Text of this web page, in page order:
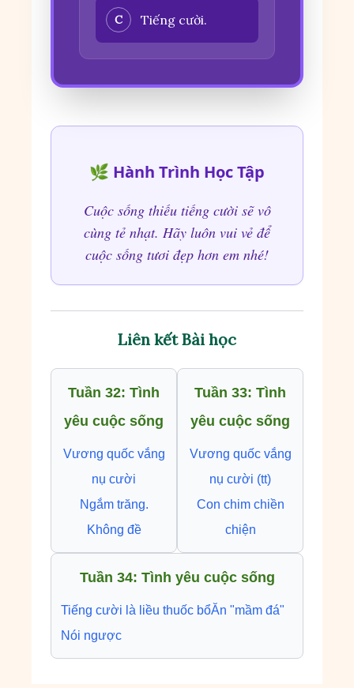
C Tiếng cười.
🌿 Hành Trình Học Tập
Cuộc sống thiếu tiếng cười sẽ vô
cùng tẻ nhạt. Hãy luôn vui vẻ để
cuộc sống tươi đẹp hơn em nhé!
Liên kết Bài học
Tuần 32: Tình
yêu cuộc sống
Vương quốc vắng
nụ cười
Ngắm trăng.
Không đề
Tuần 33: Tình
yêu cuộc sống
Vương quốc vắng
nụ cười (tt)
Con chim chiền
chiện
Tuần 34: Tình yêu cuộc sống
Tiếng cười là liều thuốc bổĂn "mầm đá"
Nói ngược